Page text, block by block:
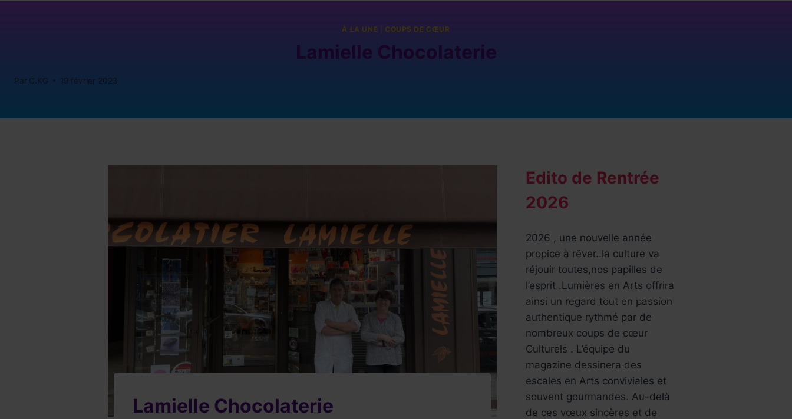
À LA UNE COUPS DE CŒUR
Lamielle Chocolaterie
Par C.KG 19 février 2023
Lamielle Chocolaterie
Edito de Rentrée
2026
2026 , une nouvelle année
propice à rêver..la culture va
réjouir toutes,nos papilles de
l’esprit .Lumières en Arts offrira
ainsi un regard tout en passion
authentique rythmé par de
nombreux coups de cœur
Culturels . L’équipe du
magazine dessinera des
escales en Arts conviviales et
souvent gourmandes. Au-delà
de ces vœux sincères et de